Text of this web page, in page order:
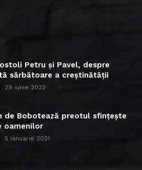
Petru și Pavel, despre
sărbătoare a creștinătății
29 iunie 2022
de Bobotează preotul sfințește
oamenilor
5 ianuarie 2021